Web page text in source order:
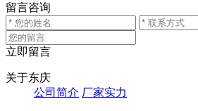
留言咨询
立即留言
关于东庆
公司简介 厂家实力